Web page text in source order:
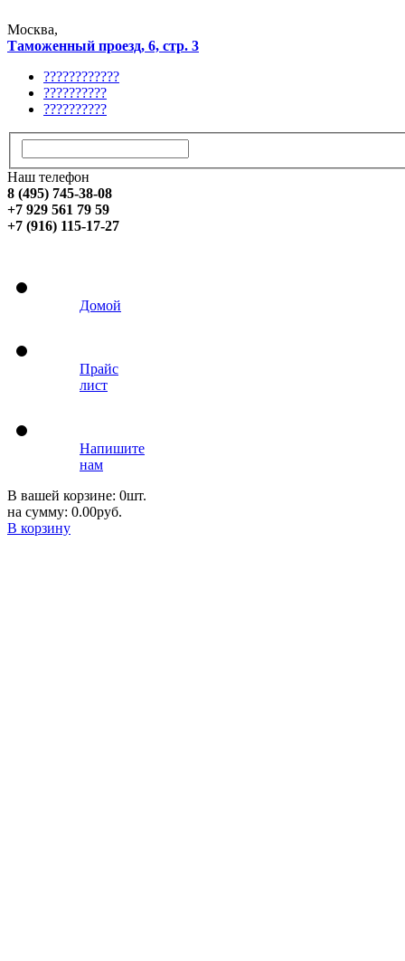
Москва,
Таможенный проезд, 6, стр. 3
????????????
??????????
??????????
Наш телефон
8 (495) 745-38-08
+7 929 561 79 59
+7 (916) 115-17-27
Домой
Прайс
лист
Напишите
нам
В вашей корзине: 0шт.
на сумму: 0.00руб.
В корзину